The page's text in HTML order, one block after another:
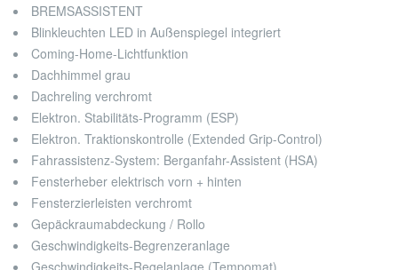
BREMSASSISTENT
Blinkleuchten LED in Außenspiegel integriert
Coming-Home-Lichtfunktion
Dachhimmel grau
Dachreling verchromt
Elektron. Stabilitäts-Programm (ESP)
Elektron. Traktionskontrolle (Extended Grip-Control)
Fahrassistenz-System: Berganfahr-Assistent (HSA)
Fensterheber elektrisch vorn + hinten
Fensterzierleisten verchromt
Gepäckraumabdeckung / Rollo
Geschwindigkeits-Begrenzeranlage